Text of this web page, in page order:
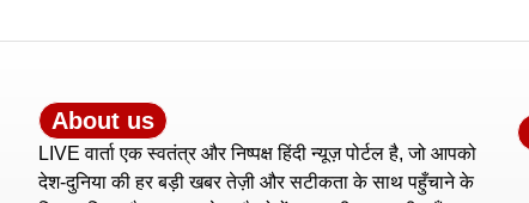
About us
LIVE वार्ता एक स्वतंत्र और निष्पक्ष हिंदी न्यूज़ पोर्टल है, जो आपको
देश-दुनिया की हर बड़ी खबर तेज़ी और सटीकता के साथ पहुँचाने के